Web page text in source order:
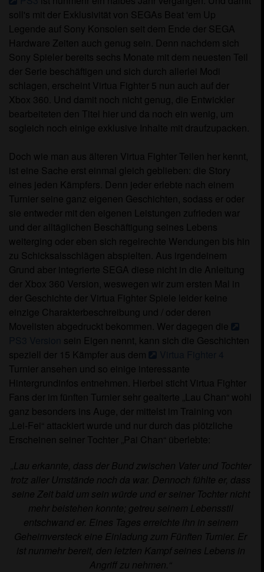
soll's mit der Exklusivität von SEGAs Beat 'em Up
Legende auf Sony Konsolen seit dem Ende der SEGA
Hardware Zeiten auch genug sein. Denn nachdem sich
Sony Spieler bereits sechs Monate mit dem neuesten Teil
der Serie beschäftigen und sich durch allerlei Modi
schlagen, erscheint Virtua Fighter 5 nun auch auf der
Xbox 360. Und damit noch nicht genug, die Entwickler
bearbeiteten den Titel hier und da noch ein wenig, um
sogleich noch einige exklusive Inhalte mit draufzupacken.
Doch wie man aus älteren Virtua Fighter Teilen her kennt,
ist eine Sache erst einmal gleich geblieben: die Story
eines jeden Kämpfers. Denn jeder erlebte nach einem
Turnier seine ganz eigenen Geschichten, sodass er oder
sie entweder mit den eigenen Leistungen zufrieden war
und der alltäglichen Beschäftigung seines Lebens
weiterging oder eben sich regelrechte Wendungen bis hin
zu Schicksalsschlägen abspielten. Aus irgendeinem
Grund aber integrierte SEGA diese nicht in die Anleitung
der Xbox 360 Version, weswegen wir zum ersten Mal in
der Geschichte der Virtua Fighter Spiele leider keine
einzige Charakterbeschreibung und / oder deren
Movelisten abgedruckt bekommen. Wer dagegen die
sein Eigen nennt, kann sich die Geschichten
speziell der 15 Kämpfer aus dem
Turnier ansehen und so einige interessante
Hintergrundinfos entnehmen. Hierbei sticht Virtua Fighter
Fans der im fünften Turnier sehr gealterte „Lau Chan“ wohl
ganz besonders ins Auge, der mittelst im Training von
„Lei-Fei“ attackiert wurde und nur durch das plötzliche
Erscheinen seiner Tochter „Pai Chan“ überlebte:
„Lau erkannte, dass der Bund zwischen Vater und Tochter
trotz aller Umstände noch da war. Dennoch fühlte er, dass
seine Zeit bald um sein würde und er seiner Tochter nicht
mehr beistehen konnte; getreu seinem Lebensstil
entschwand er. Eines Tages erreichte ihn in seinem
Geheimversteck eine Einladung zum Fünften Turnier. Er
ist nunmehr bereit, den letzten Kampf seines Lebens in
Angriff zu nehmen.“